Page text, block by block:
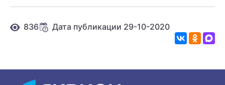
836 Дата публикации 29-10-2020